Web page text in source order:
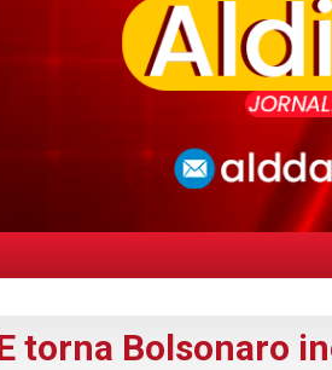
torna Bolsonaro